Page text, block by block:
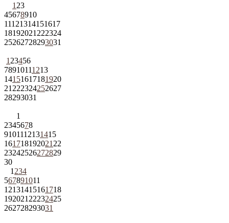
1 23
45678910
11121314151617
18192021 222324
25262728293031
1 23456
78910111213
14151617181920
21 222324252627
28293031
1
2345678
9101112131415
161718192021 22
23242526272829
30
1 234
567891011
12131415161718
192021 22232425
262728293031